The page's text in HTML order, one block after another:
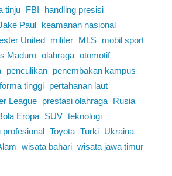
tinju FBI
handling presisi
Paul
keamanan nasional
United militer MLS
mobil sport
Maduro olahraga otomotif
penculikan
penembakan kampus
tinggi
pertahanan laut
League prestasi olahraga
Rusia
Eropa SUV teknologi
profesional Toyota Turki
Ukraina
wisata bahari wisata jawa timur